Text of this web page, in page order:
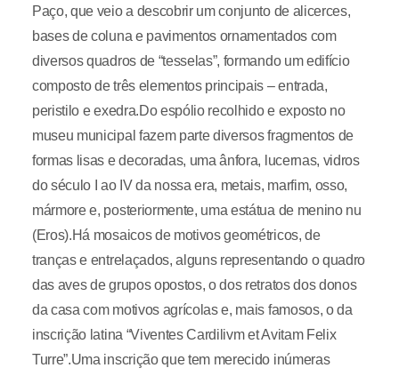
Paço, que veio a descobrir um conjunto de alicerces,
bases de coluna e pavimentos ornamentados com
diversos quadros de “tesselas”, formando um edifício
composto de três elementos principais – entrada,
peristilo e exedra.Do espólio recolhido e exposto no
museu municipal fazem parte diversos fragmentos de
formas lisas e decoradas, uma ânfora, lucernas, vidros
do século I ao IV da nossa era, metais, marfim, osso,
mármore e, posteriormente, uma estátua de menino nu
(Eros).Há mosaicos de motivos geométricos, de
tranças e entrelaçados, alguns representando o quadro
das aves de grupos opostos, o dos retratos dos donos
da casa com motivos agrícolas e, mais famosos, o da
inscrição latina “Viventes Cardilivm et Avitam Felix
Turre”.Uma inscrição que tem merecido inúmeras